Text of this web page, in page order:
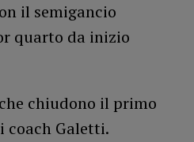
il semigancio
quarto da inizio
chiudono il primo
coach Galetti.